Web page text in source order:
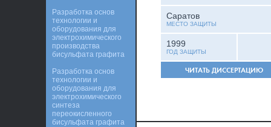
Саратов
МЕСТО ЗАЩИТЫ
1999
ГОД ЗАЩИТЫ
ЧИТАТЬ ДИССЕРТАЦИЮ
Разработка основ
технологии и
оборудования для
электрохимического
производства
бисульфата графита
Разработка основ
технологии и
оборудования для
электрохимического
синтеза
переокисленного
бисульфата графита